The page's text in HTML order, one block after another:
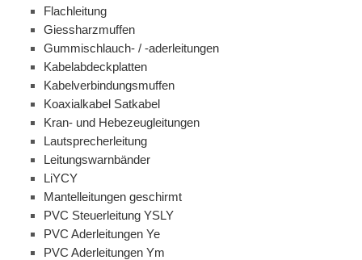
Flachleitung
Giessharzmuffen
Gummischlauch- / -aderleitungen
Kabelabdeckplatten
Kabelverbindungsmuffen
Koaxialkabel Satkabel
Kran- und Hebezeugleitungen
Lautsprecherleitung
Leitungswarnbänder
LiYCY
Mantelleitungen geschirmt
PVC Steuerleitung YSLY
PVC Aderleitungen Ye
PVC Aderleitungen Ym